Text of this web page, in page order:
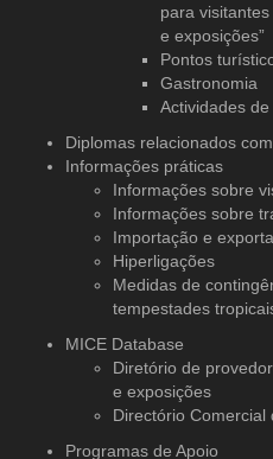
para
e exposições”
Pontos
Gastronomia
Actividades
Diplomas relacionados
Informações práticas
Informações sobre
Informações sobre
Importação e
Hiperligações
Medidas de
tempestades
MICE Database
Diretório de
e exposições
Directório Comercial
Programas de Apoio